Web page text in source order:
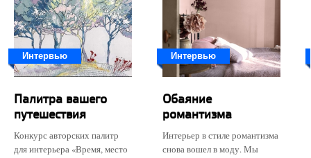
Интервью
​Палитра вашего
путешествия
Конкурс авторских палитр
для интерьера «Время, место
Интервью
Обаяние
романтизма
Интерьер в стиле романтизма
снова вошел в моду. Мы